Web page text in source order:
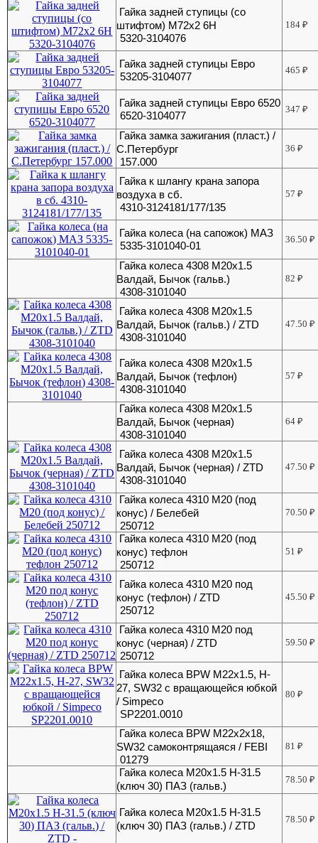
Гайка задней ступицы (со
штифтом) М72х2 6Н
5320-3104076
184₽
Гайка задней ступицы Евро
53205-3104077
465₽
Гайка задней ступицы Евро 6520
6520-3104077
347₽
Гайка замка зажигания (пласт.) /
С.Петербург
157.000
36₽
Гайка к шлангу крана запора
воздуха в сб.
4310-3124181/177/135
57₽
Гайка колеса (на сапожок) МАЗ
5335-3101040-01
36.50₽
Гайка колеса 4308 М20х1.5
Валдай, Бычок (гальв.)
4308-3101040
82₽
Гайка колеса 4308 М20х1.5
Валдай, Бычок (гальв.) / ZTD
4308-3101040
47.50₽
Гайка колеса 4308 М20х1.5
Валдай, Бычок (тефлон)
4308-3101040
57₽
Гайка колеса 4308 М20х1.5
Валдай, Бычок (черная)
4308-3101040
64₽
Гайка колеса 4308 М20х1.5
Валдай, Бычок (черная) / ZTD
4308-3101040
47.50₽
Гайка колеса 4310 М20 (под
конус) / Белебей
250712
70.50₽
Гайка колеса 4310 М20 (под
конус) тефлон
250712
51₽
Гайка колеса 4310 М20 под
конус (тефлон) / ZTD
250712
45.50₽
Гайка колеса 4310 М20 под
конус (черная) / ZTD
250712
59.50₽
Гайка колеса BPW М22х1.5, H-
27, SW32 с вращающейся юбкой
/ Simpeco
SP2201.0010
80₽
Гайка колеса BPW М22х2х18,
SW32 самоконтрящаяся / FEBI
01279
81₽
Гайка колеса M20x1.5 H-31.5
(ключ 30) ПАЗ (гальв.)
78.50₽
Гайка колеса M20x1.5 H-31.5
(ключ 30) ПАЗ (гальв.) / ZTD
78.50₽